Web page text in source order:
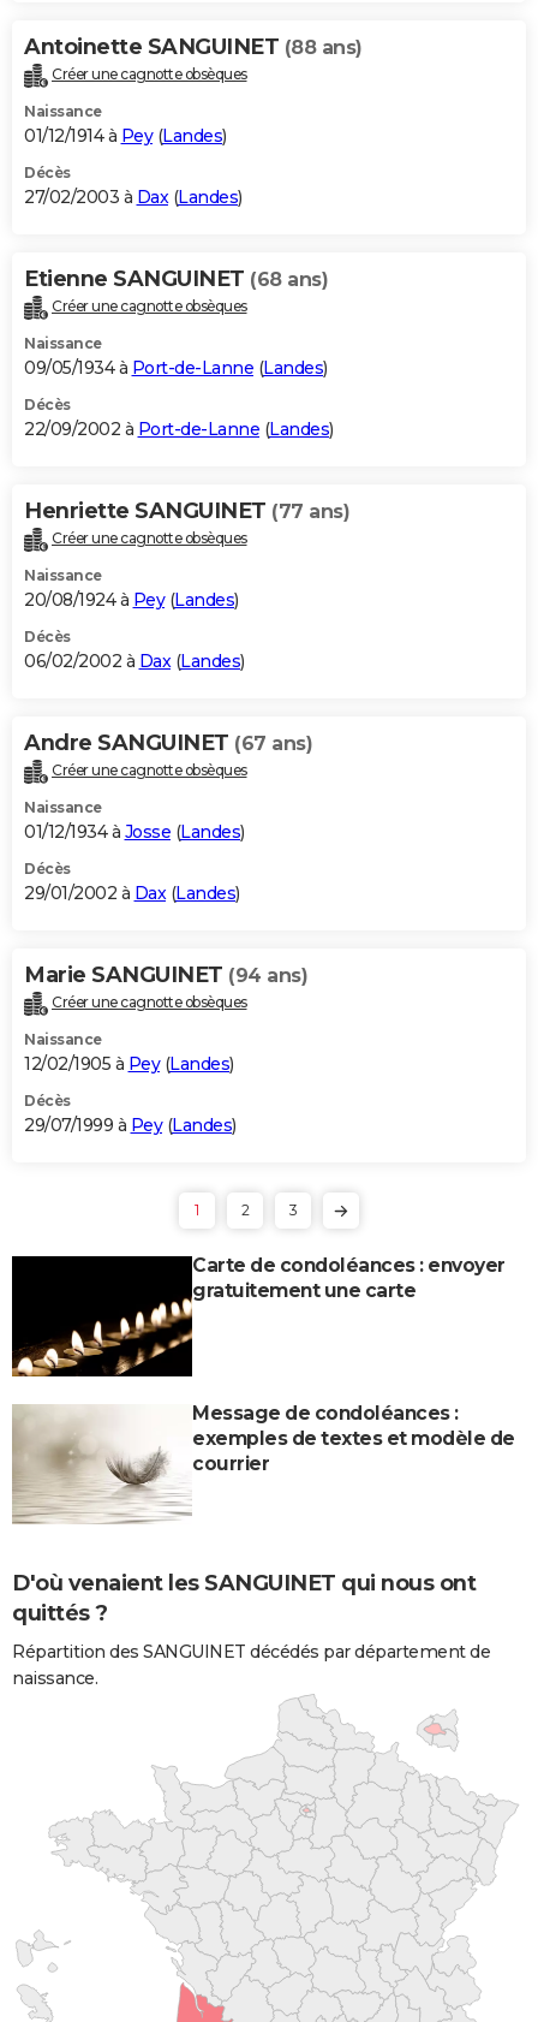
Antoinette SANGUINET (88 ans)
Créer une cagnotte obsèques
Naissance
01/12/1914 à Pey(Landes)
Décès
27/02/2003 à Dax(Landes)
Etienne SANGUINET (68 ans)
Créer une cagnotte obsèques
Naissance
09/05/1934 à Port-de-Lanne (Landes)
Décès
22/09/2002 à Port-de-Lanne (Landes)
Henriette SANGUINET (77 ans)
Créer une cagnotte obsèques
Naissance
20/08/1924 à Pey(Landes)
Décès
06/02/2002 à Dax(Landes)
Andre SANGUINET (67 ans)
Créer une cagnotte obsèques
Naissance
01/12/1934 à Josse (Landes)
Décès
29/01/2002 à Dax(Landes)
Marie SANGUINET (94 ans)
Créer une cagnotte obsèques
Naissance
12/02/1905 à Pey(Landes)
Décès
29/07/1999 à Pey(Landes)
1 2 3
Carte de condoléances : envoyer
gratuitement une carte
Message de condoléances :
exemples de textes et modèle de
courrier
D'où venaient les SANGUINET qui nous ont
quittés ?
Répartition des SANGUINET décédés par département de
naissance.